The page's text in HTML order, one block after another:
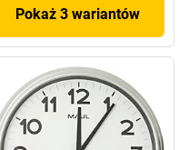
Pokaż 3 wariantów